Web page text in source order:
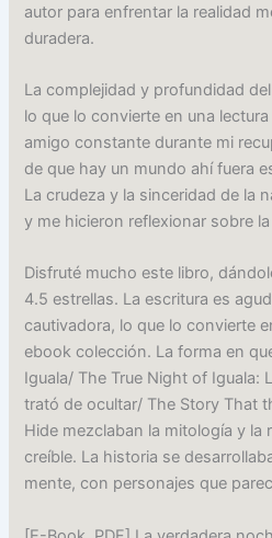
autor para enfrentar la realidad
duradera.
La complejidad y profundidad
lo que lo convierte en una
amigo constante durante mi
de que hay un mundo ahí fuera
La crudeza y la sinceridad de la
y me hicieron reflexionar sobre
Disfruté mucho este libro,
4.5 estrellas. La escritura es
cautivadora, lo que lo convierte
ebook colección. La forma en
Iguala/ The True Night of Iguala:
trató de ocultar/ The Story That
Hide mezclaban la mitología y la
creíble. La historia se
mente, con personajes que